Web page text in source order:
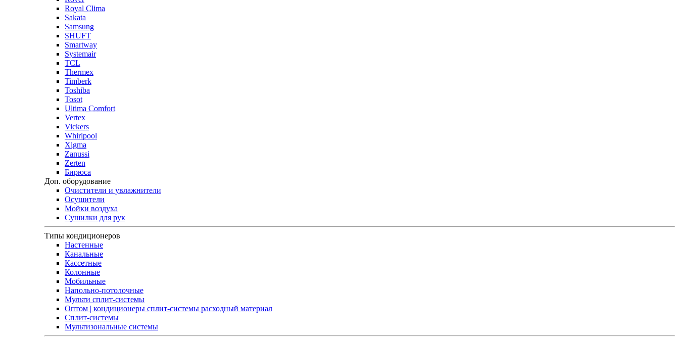
Royal Clima
Sakata
Samsung
SHUFT
Smartway
Systemair
TCL
Thermex
Timberk
Toshiba
Tosot
Ultima Comfort
Vertex
Vickers
Whirlpool
Xigma
Zanussi
Zerten
Бирюса
Доп. оборудование
Очистители и увлажнители
Осушители
Мойки воздуха
Сушилки для рук
Типы кондиционеров
Настенные
Канальные
Кассетные
Колонные
Мобильные
Напольно-потолочные
Мульти сплит-системы
Оптом | кондиционеры сплит-системы расходный материал
Сплит-системы
Мультизональные системы